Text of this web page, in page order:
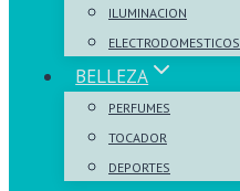
ILUMINACION
ELECTRODOMESTICOS
BELLEZA
PERFUMES
TOCADOR
DEPORTES